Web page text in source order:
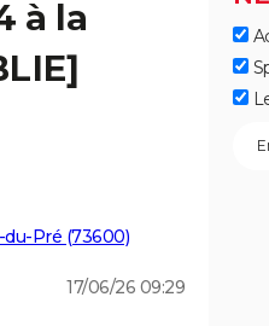
à la
Pré (73600)
17/06/26 09:29